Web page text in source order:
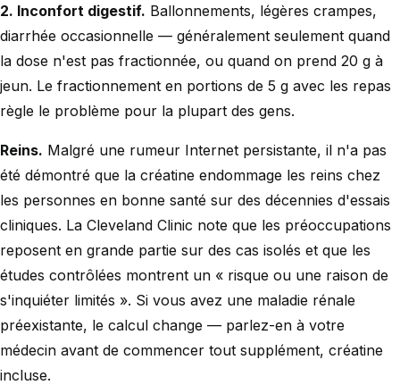
2. Inconfort digestif. Ballonnements, légères crampes,
diarrhée occasionnelle — généralement seulement quand
la dose n'est pas fractionnée, ou quand on prend 20 g à
jeun. Le fractionnement en portions de 5 g avec les repas
règle le problème pour la plupart des gens.
Reins. Malgré une rumeur Internet persistante, il n'a pas
été démontré que la créatine endommage les reins chez
les personnes en bonne santé sur des décennies d'essais
cliniques. La Cleveland Clinic note que les préoccupations
reposent en grande partie sur des cas isolés et que les
études contrôlées montrent un « risque ou une raison de
s'inquiéter limités ». Si vous avez une maladie rénale
préexistante, le calcul change — parlez-en à votre
médecin avant de commencer tout supplément, créatine
incluse.